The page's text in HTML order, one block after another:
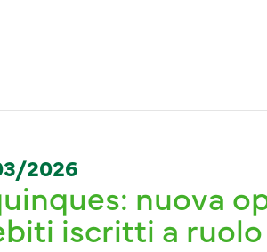
2026
nuova
iscritti a ruolo